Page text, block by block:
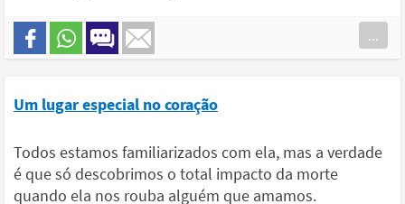
...
Um lugar especial no coração
Todos estamos familiarizados com ela, mas a verdade
é que só descobrimos o total impacto da morte
quando ela nos rouba alguém que amamos.